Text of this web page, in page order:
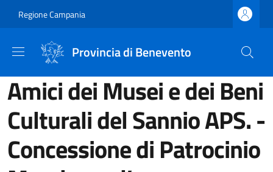
Regione Campania
Provincia di Benevento
Amici dei Musei e dei Beni
Culturali del Sannio APS. -
Concessione di Patrocinio